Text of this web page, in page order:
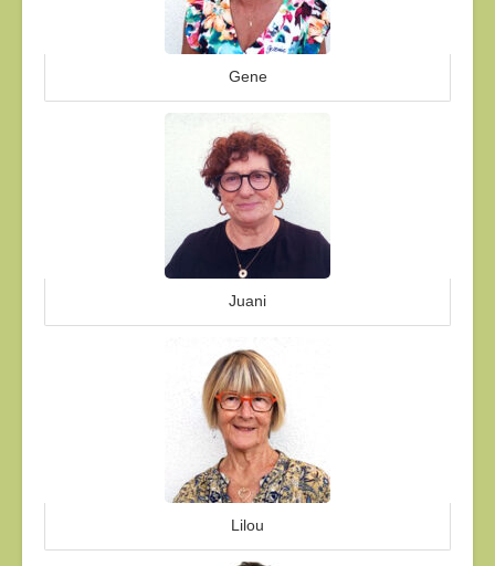
Gene
Juani
Lilou